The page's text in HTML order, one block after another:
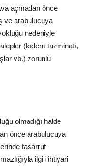
açmadan önce
ve arabulucuya
nedeniyle
(kıdem tazminatı,
vb.) zorunlu
olmadığı halde
önce arabulucuya
tasarruf
ilgili ihtiyari